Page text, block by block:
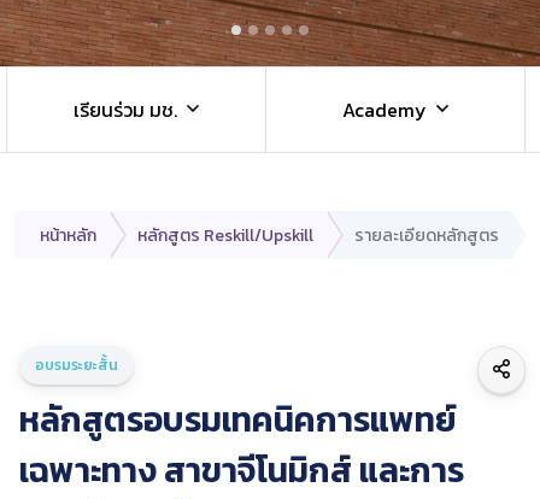
เรียนร่วม มช. Academy
หน้าหลัก หลักสูตร Reskill/Upskill รายละเอียดหลักสูตร
อบรมระยะสั้น
หลักสูตรอบรมเทคนิคการแพทย์
เฉพาะทาง สาขาจีโนมิกส์ และการ